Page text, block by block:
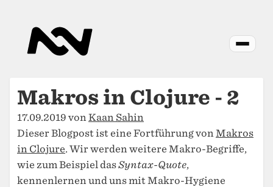
Makros in Clojure - 2
17.09.2019 vonKaan Sahin
Dieser Blogpost ist eine Fortführung vonMakros
in Clojure. Wir werden weitere Makro-Begriffe,
wie zum Beispiel dasSyntax-Quote,
kennenlernen und uns mit Makro-Hygiene